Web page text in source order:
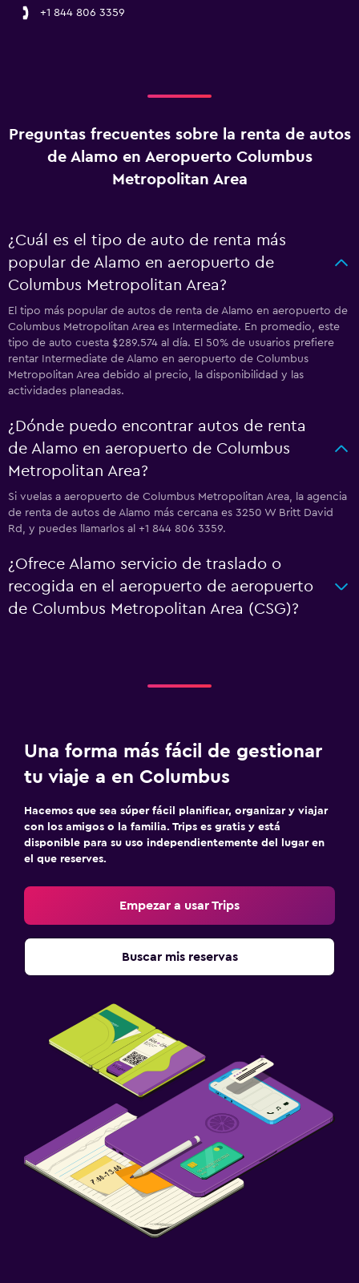
+1 844 806 3359
Preguntas frecuentes sobre la renta de autos
de Alamo en Aeropuerto Columbus
Metropolitan Area
¿Cuál es el tipo de auto de renta más
popular de Alamo en aeropuerto de
Columbus Metropolitan Area?
El tipo más popular de autos de renta de Alamo en aeropuerto de
Columbus Metropolitan Area es Intermediate. En promedio, este
tipo de auto cuesta $289.574 al día. El 50% de usuarios prefiere
rentar Intermediate de Alamo en aeropuerto de Columbus
Metropolitan Area debido al precio, la disponibilidad y las
actividades planeadas.
¿Dónde puedo encontrar autos de renta
de Alamo en aeropuerto de Columbus
Metropolitan Area?
Si vuelas a aeropuerto de Columbus Metropolitan Area, la agencia
de renta de autos de Alamo más cercana es 3250 W Britt David
Rd, y puedes llamarlos al +1 844 806 3359.
¿Ofrece Alamo servicio de traslado o
recogida en el aeropuerto de aeropuerto
de Columbus Metropolitan Area (CSG)?
Una forma más fácil de gestionar
tu viaje a en Columbus
Hacemos que sea súper fácil planificar, organizar y viajar
con los amigos o la familia. Trips es gratis y está
disponible para su uso independientemente del lugar en
el que reserves.
Empezar a usar Trips
Buscar mis reservas